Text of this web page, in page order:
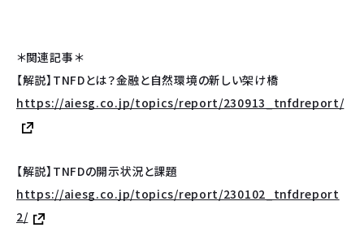
＊関連記事＊
【解説】TNFDとは？金融と自然環境の新しい架け橋
https://aiesg.co.jp/topics/report/230913_tnfdreport/
【解説】TNFDの開示状況と課題
https://aiesg.co.jp/topics/report/230102_tnfdreport
2/